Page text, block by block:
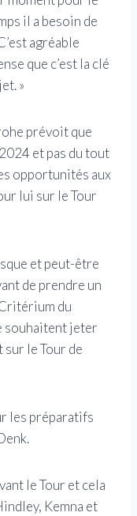
il a besoin de
agréable
que c’est la clé
»
prévoit que
et pas du tout
opportunités aux
lui sur le Tour
et peut-être
de prendre un
du
souhaitent jeter
sur le Tour de
les préparatifs
le Tour et cela
Kemna et